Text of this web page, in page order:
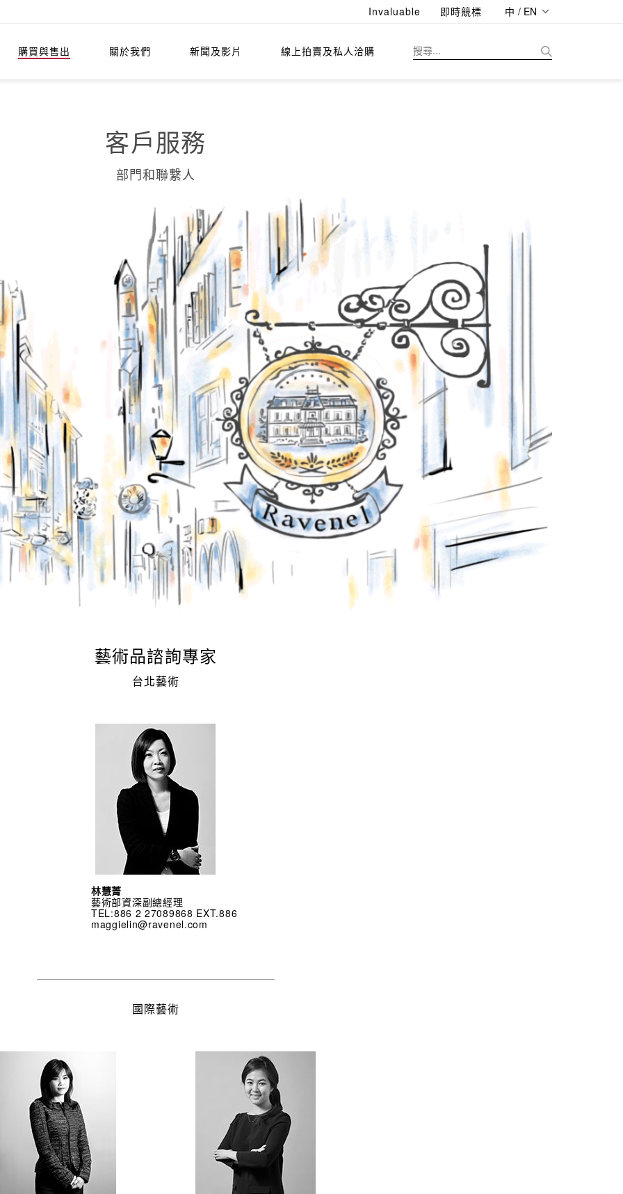
Invaluable 即時競標 中 / EN
購買與售出 關於我們 新聞及影片 線上拍賣及私人洽購
客戶服務
部門和聯繫人
藝術品諮詢專家
台北藝術
林慧菁
藝術部資深副總經理
TEL:886 2 27089868 EXT.886
maggielin@ravenel.com
國際藝術